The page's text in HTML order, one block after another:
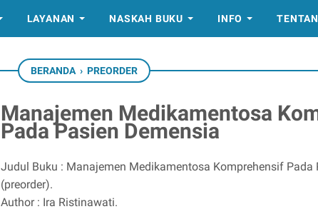
LAYANAN NASKAH BUKU INFO
BERANDA › PREORDER
Manajemen Medikamentosa
Pada Pasien Demensia
Judul Buku : Manajemen Medikamentosa Komprehensif Pada
(preorder).
Author : Ira Ristinawati.